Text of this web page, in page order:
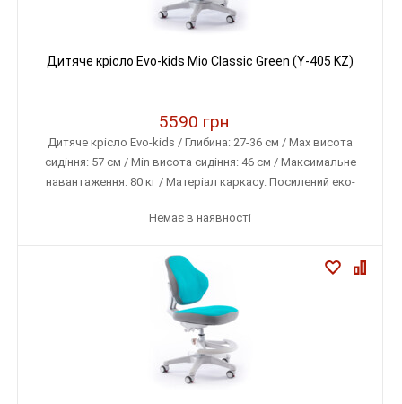
Дитяче крісло Evo-kids Mio Classic Green (Y-405 KZ)
5590 грн
Дитяче крісло Evo-kids / Глибина: 27-36 см / Max висота
сидіння: 57 см / Min висота сидіння: 46 см / Максимальне
навантаження: 80 кг / Матеріал каркасу: Посилений еко-
Немає в наявності